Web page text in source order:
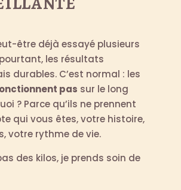
être déjà essayé plusieurs
les résultats
durables. C’est normal : les
pas sur le long
? Parce qu’ils ne prennent
qui vous êtes, votre histoire,
votre rythme de vie.
des kilos, je prends soin de